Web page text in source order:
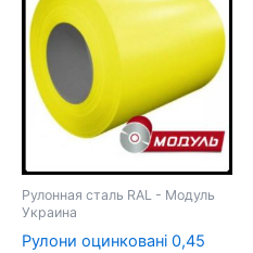
Рулонная сталь RAL - Модуль
Украина
Рулони оцинковані 0,45